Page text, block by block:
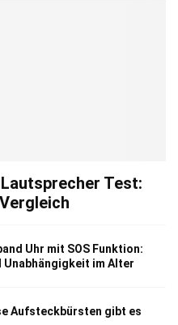
Test:
Uhr mit SOS Funktion:
Unabhängigkeit im Alter
Aufsteckbürsten gibt es